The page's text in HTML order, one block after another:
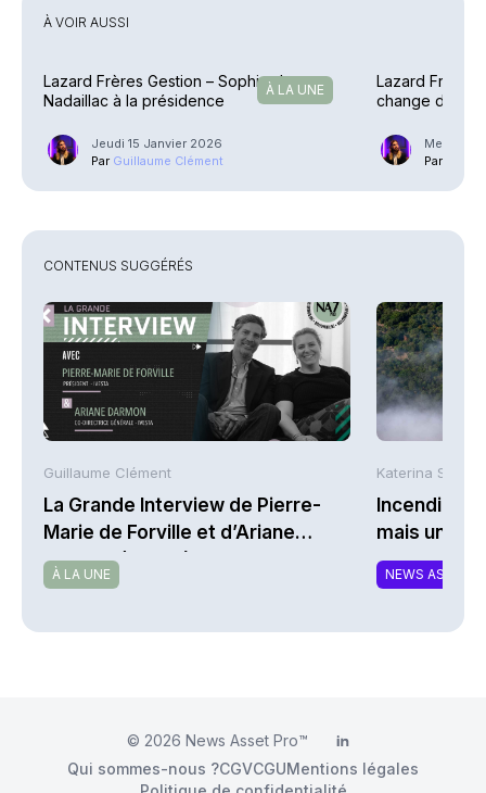
À VOIR AUSSI
À LA UNE
Lazard Frères Gestion – Sophie de
Nadaillac à la présidence
Jeudi 15 Janvier 2026
Par Guillaume Clément
Lazard Frères
change de
Mercredi
Par
CONTENUS SUGGÉRÉS
Guillaume Clément
La Grande Interview de Pierre-
Marie de Forville et d’Ariane
Darmon (Ivesta)
À LA UNE
Katerina
Incendies :
mais une
NEWS
© 2026 News Asset Pro™ LinkedIn
Qui sommes-nous ?CGVCGUMentions légales